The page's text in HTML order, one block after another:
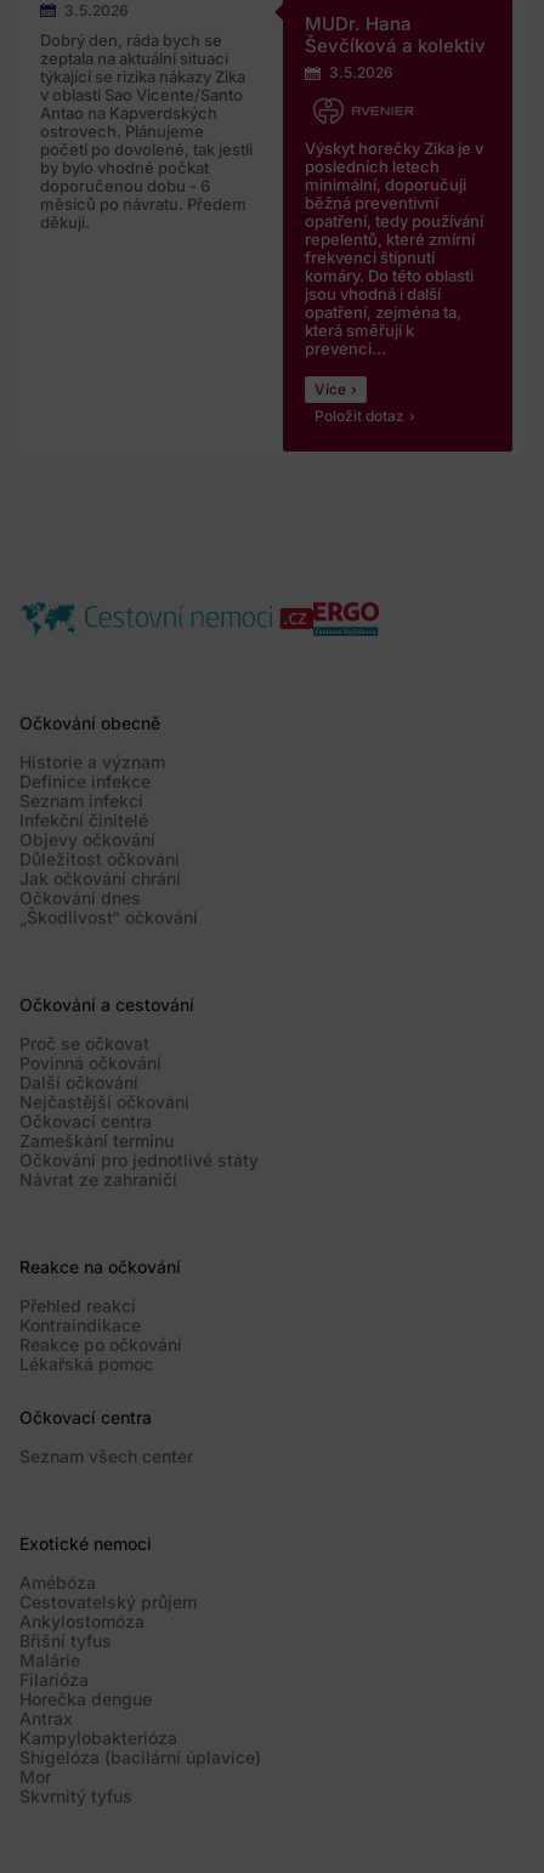
3.5.2026
Dobrý den, ráda bych se
zeptala na aktuální situaci
týkající se rizika nákazy Zika
v oblasti Sao Vicente/Santo
Antao na Kapverdských
ostrovech. Plánujeme
početí po dovolené, tak jestli
by bylo vhodné počkat
doporučenou dobu - 6
měsíců po návratu. Předem
děkuji.
MUDr. Hana
Ševčíková a kolektiv
3.5.2026
Výskyt horečky Zika je v
posledních letech
minimální, doporučuji
běžná preventivní
opatření, tedy používání
repelentů, které zmírní
frekvenci štípnutí
komáry. Do této oblasti
jsou vhodná i další
opatření, zejména ta,
která směřují k
prevenci...
Více
Položit dotaz
Očkování obecně
Historie a význam
Definice infekce
Seznam infekcí
Infekční činitelé
Objevy očkování
Důležitost očkování
Jak očkování chrání
Očkování dnes
„Škodlivost“ očkování
Očkování a cestování
Proč se očkovat
Povinná očkování
Další očkování
Nejčastější očkování
Očkovací centra
Zameškání termínu
Očkování pro jednotlivé státy
Návrat ze zahraničí
Reakce na očkování
Přehled reakcí
Kontraindikace
Reakce po očkování
Lékařská pomoc
Očkovací centra
Seznam všech center
Exotické nemoci
Amébóza
Cestovatelský průjem
Ankylostomóza
Břišní tyfus
Malárie
Filarióza
Horečka dengue
Antrax
Kampylobakterióza
Shigelóza (bacilární úplavice)
Mor
Skvrnitý tyfus